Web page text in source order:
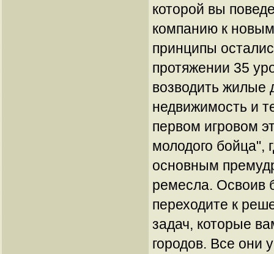
которой вы
компанию к
принципы
протяжении 35
возводить жилые
недвижимость и
первом игровом
молодого бойца",
основным
ремесла. Освоив
переходите к
задач, которые
городов. Все они